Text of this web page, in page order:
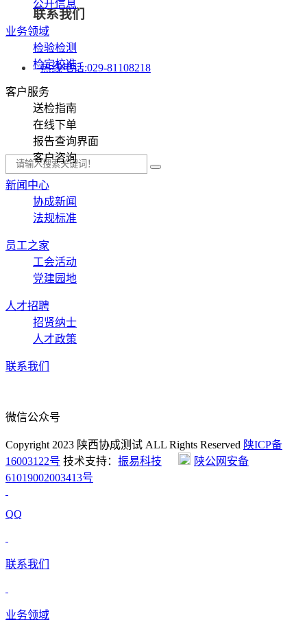
联系我们
热线电话:029-81108218
公开信息
业务领域
检验检测
检定校准
客户服务
送检指南
在线下单
报告查询界面
客户咨询
新闻中心
协成新闻
法规标准
员工之家
工会活动
党建园地
人才招聘
招贤纳士
人才政策
联系我们
微信公众号
Copyright 2023 陕西协成测试 ALL Rights Reserved 陕ICP备
16003122号 技术支持： 振易科技
陕公网安备
61019002003413号
QQ
联系我们
业务领域